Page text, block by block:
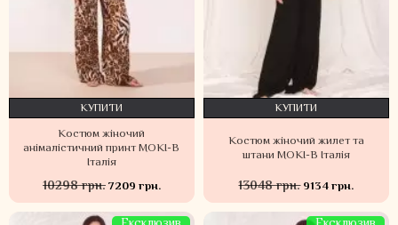
Костюм жіночий
анімалістичний принт MOKI-B
Італія
10298 грн.7209 грн.
КУПИТИ
Костюм жіночий жилет та
штани MOKI-B Італія
13048 грн.9134 грн.
КУПИТИ